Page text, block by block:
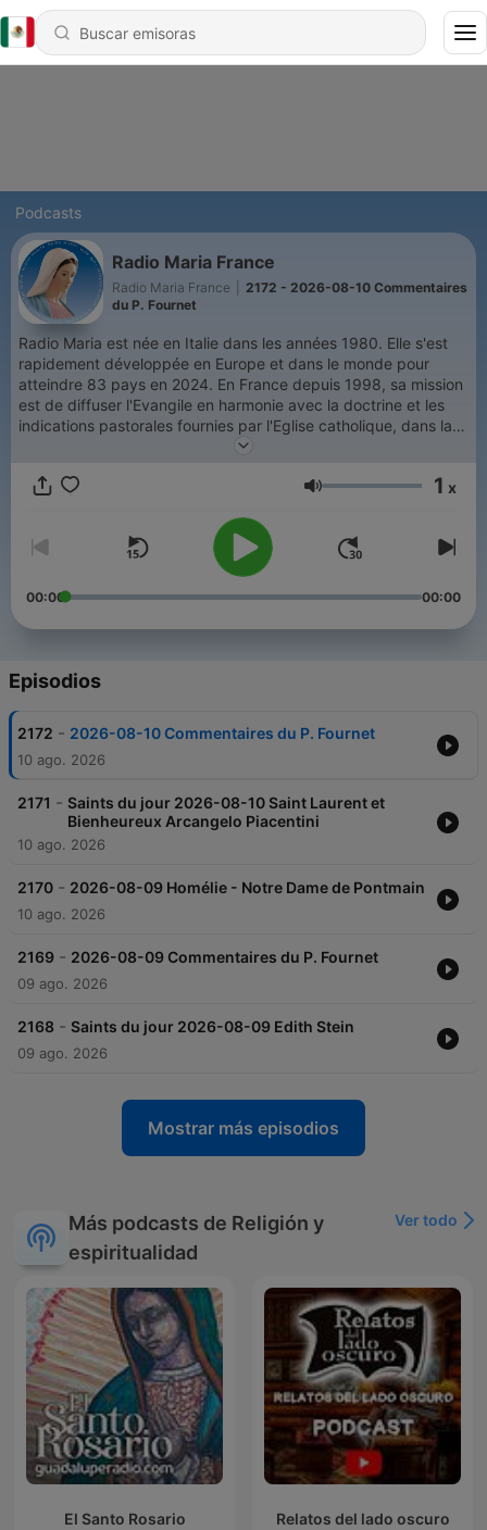
Podcasts
Radio Maria France
Radio Maria France
2172 - 2026-08-10 Commentaires
du P. Fournet
Radio Maria est née en Italie dans les années 1980. Elle s'est
rapidement développée en Europe et dans le monde pour
atteindre 83 pays en 2024. En France depuis 1998, sa mission
est de diffuser l'Evangile en harmonie avec la doctrine et les
indications pastorales fournies par l'Eglise catholique, dans la
fidélité au Saint Père, et en utilisant toutes les possibilités que
est une radio catholique, mariale, d'évangélisation.
Volumen 1 x
00:00 00:00
Episodios
2172 - 2026-08-10 Commentaires du P. Fournet
10 ago. 2026
2171 - Saints du jour 2026-08-10 Saint Laurent et
Bienheureux Arcangelo Piacentini
10 ago. 2026
2170 - 2026-08-09 Homélie - Notre Dame de Pontmain
10 ago. 2026
2169 - 2026-08-09 Commentaires du P. Fournet
09 ago. 2026
2168 - Saints du jour 2026-08-09 Edith Stein
09 ago. 2026
Mostrar más episodios
Más podcasts de Religión y
espiritualidad
Ver todo
El Santo Rosario Relatos del lado oscuro